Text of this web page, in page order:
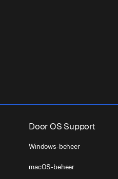
Door OS Support
Windows-beheer
macOS-beheer